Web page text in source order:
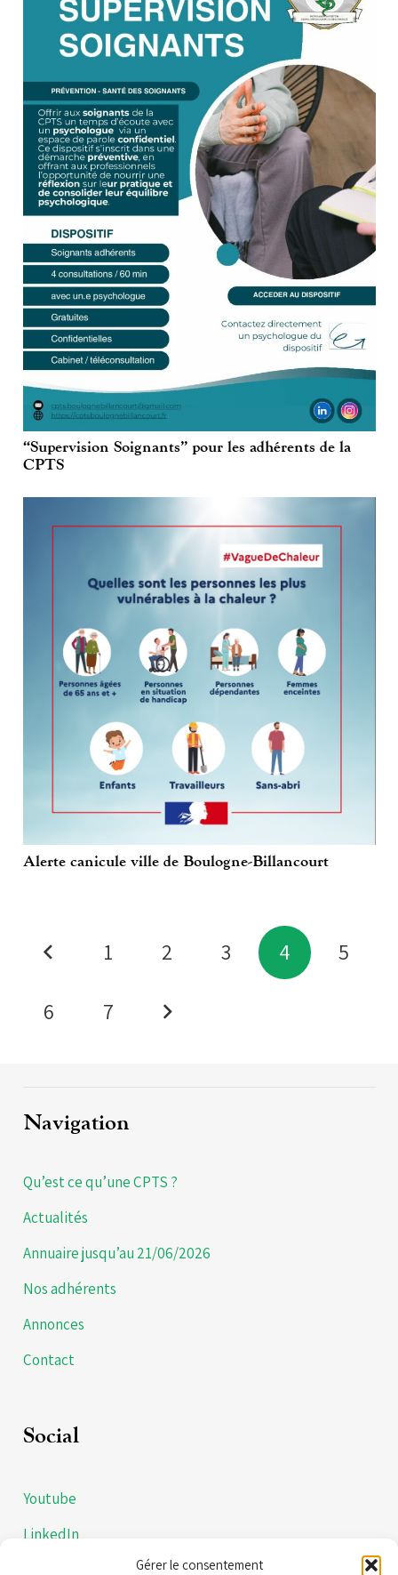
Gérer le consentement
“Supervision Soignants” pour les adhérents de la
CPTS
Alerte canicule ville de Boulogne-Billancourt
1 2 3 4 5
6 7
Navigation
Qu’est ce qu’une CPTS ?
Actualités
Annuaire jusqu’au 21/06/2026
Nos adhérents
Annonces
Contact
Social
Youtube
LinkedIn